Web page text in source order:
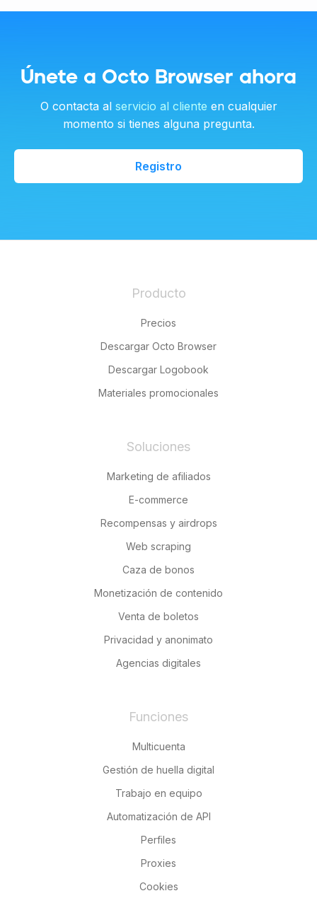
Únete a Octo Browser ahora
O contacta al servicio al cliente en cualquier
momento si tienes alguna pregunta.
Registro
Producto
Precios
Descargar Octo Browser
Descargar Logobook
Materiales promocionales
Soluciones
Marketing de afiliados
E-commerce
Recompensas y airdrops
Web scraping
Caza de bonos
Monetización de contenido
Venta de boletos
Privacidad y anonimato
Agencias digitales
Funciones
Multicuenta
Gestión de huella digital
Trabajo en equipo
Automatización de API
Perfiles
Proxies
Cookies